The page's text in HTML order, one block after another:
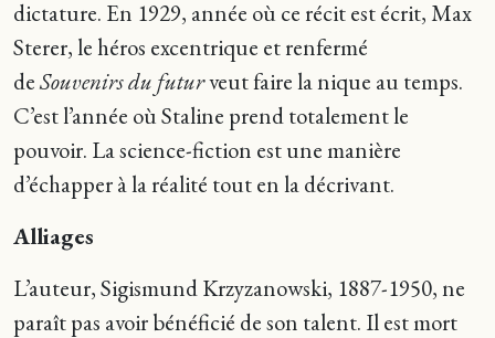
dictature. En 1929, année où ce récit est écrit, Max
Sterer, le héros excentrique et renfermé
deSouvenirs du futurveut faire la nique au temps.
C’est l’année où Staline prend totalement le
pouvoir. La science-fiction est une manière
d’échapper à la réalité tout en la décrivant.
Alliages
L’auteur, Sigismund Krzyzanowski, 1887-1950, ne
paraît pas avoir bénéficié de son talent. Il est mort